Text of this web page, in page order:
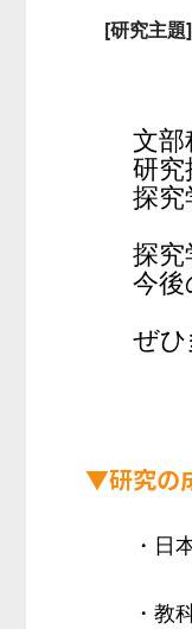
[研究主題
文部
研
探究
探
今後
ぜ
▼研究の
・日
・教